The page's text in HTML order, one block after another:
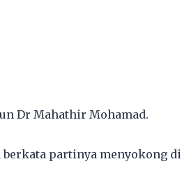
Dr Mahathir Mohamad.
berkata partinya menyokong di